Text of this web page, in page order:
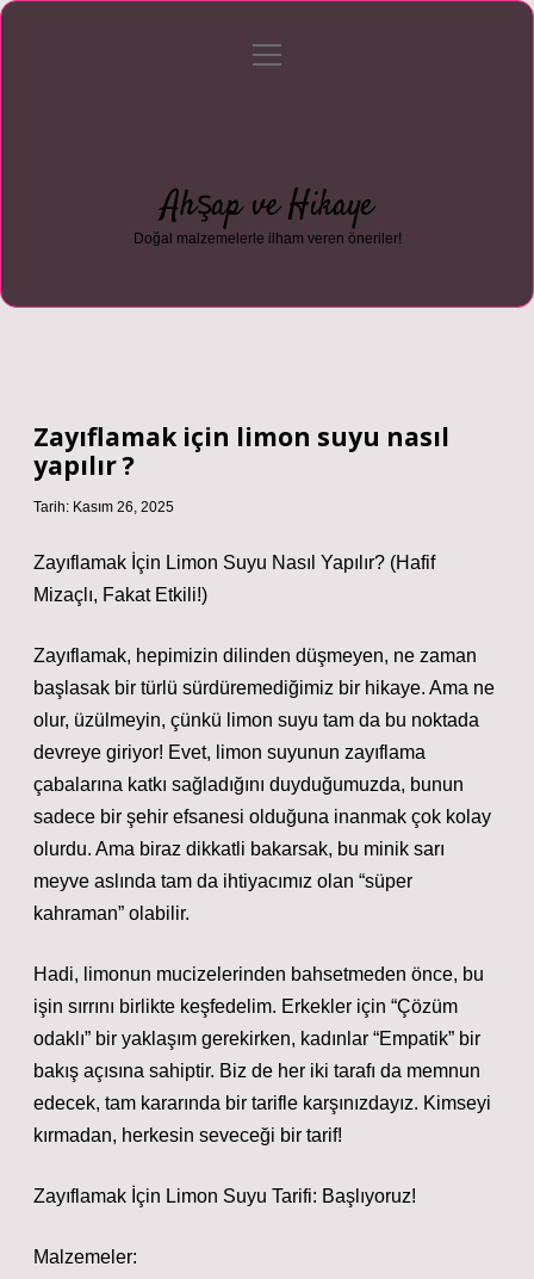
Gizlilik Politikası
menüyü
Ahşap ve Hikaye
Doğal malzemelerle ilham veren öneriler!
Zayıflamak için limon suyu nasıl
yapılır ?
Tarih: Kasım 26, 2025
Zayıflamak İçin Limon Suyu Nasıl Yapılır? (Hafif
Mizaçlı, Fakat Etkili!)
Zayıflamak, hepimizin dilinden düşmeyen, ne zaman
başlasak bir türlü sürdüremediğimiz bir hikaye. Ama ne
olur, üzülmeyin, çünkü limon suyu tam da bu noktada
devreye giriyor! Evet, limon suyunun zayıflama
çabalarına katkı sağladığını duyduğumuzda, bunun
sadece bir şehir efsanesi olduğuna inanmak çok kolay
olurdu. Ama biraz dikkatli bakarsak, bu minik sarı
meyve aslında tam da ihtiyacımız olan “süper
kahraman” olabilir.
Hadi, limonun mucizelerinden bahsetmeden önce, bu
işin sırrını birlikte keşfedelim. Erkekler için “Çözüm
odaklı” bir yaklaşım gerekirken, kadınlar “Empatik” bir
bakış açısına sahiptir. Biz de her iki tarafı da memnun
edecek, tam kararında bir tarifle karşınızdayız. Kimseyi
kırmadan, herkesin seveceği bir tarif!
Zayıflamak İçin Limon Suyu Tarifi: Başlıyoruz!
Malzemeler: